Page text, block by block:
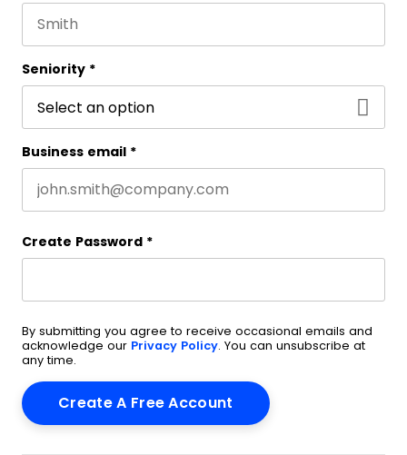
This field is for validation purposes and should be
Seniority *
Business email *
Create Password *
By submitting you agree to receive occasional emails and
acknowledge our Privacy Policy. You can unsubscribe at
any time.